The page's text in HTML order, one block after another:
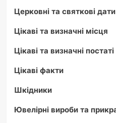
Церковні та святкові дати
Цікаві та визначні місця
Цікаві та визначні постаті
Цікаві факти
Шкідники
Ювелірні вироби та